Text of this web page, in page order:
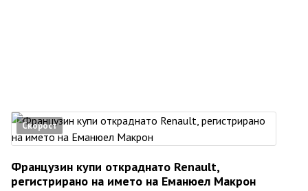
Скорост
Французин купи откраднато Renault,
регистрирано на името на Еманюел Макрон